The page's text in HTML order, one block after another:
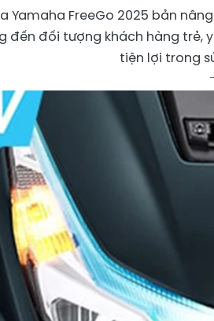
Yamaha FreeGo 2025 bản
đến đối tượng khách hàng trẻ,
tiện lợi trong